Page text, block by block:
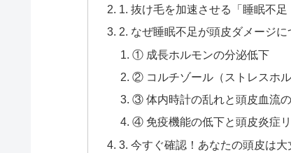
1. 抜け毛を加速させる「睡眠不足
2. なぜ睡眠不足が頭皮ダメージ
① 成長ホルモンの分泌低下
② コルチゾール（ストレスホ
③ 体内時計の乱れと頭皮血流
④ 免疫機能の低下と頭皮炎症
3. 今すぐ確認！あなたの頭皮は